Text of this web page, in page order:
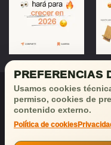
PREFERENCIAS
Usamos cookies
permiso, cookies de
contenido externo.
Política de cookies